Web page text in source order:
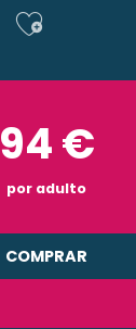
94€
por adulto
COMPRAR